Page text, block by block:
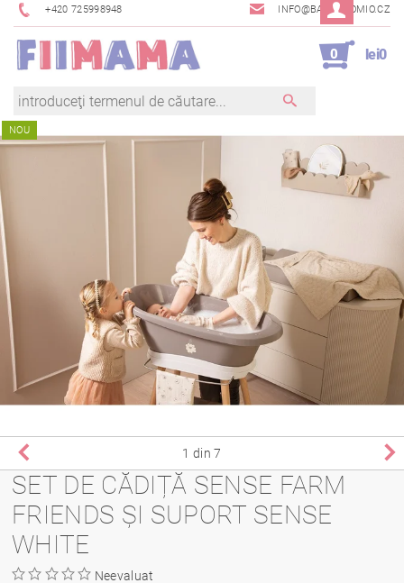
+420 725998948 INFO@BAMBINOMIO.CZ
0 lei0
NOU
1 din 7
SET DE CĂDIȚĂ SENSE FARM
FRIENDS ȘI SUPORT SENSE
WHITE
Neevaluat